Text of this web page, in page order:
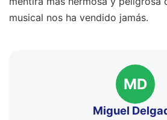
musical nos ha vendido jamás.
MD
Miguel